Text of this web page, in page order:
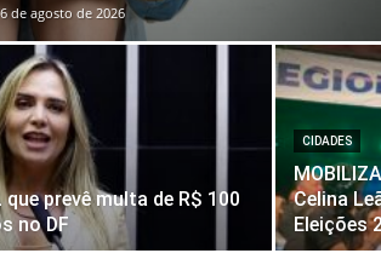
6 de agosto de 2026
prevê multa de R$ 100
no DF
CIDADES
Celina
Eleições
Agitos BSB AI Chatbots
Ângulo Aberto
Coluna âgulo aberto
Zé
Coluna Recordar e Viver
Colunistas
DO MIRANDA
Destaques
Education
Impresso Manchetes
Márcia Souza
Mundo
Política
e Nutrir
Tecnologia
Últimas Notícias